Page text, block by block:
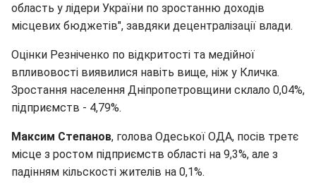
область у лідери України по зростанню доходів
місцевих бюджетів", завдяки децентралізації влади.
Оцінки Резніченко по відкритості та медійної
впливовості виявилися навіть вище, ніж у Кличка.
Зростання населення Дніпропетровщини склало 0,04%,
підприємств - 4,79%.
Максим Степанов, голова Одеської ОДА, посів третє
місце з ростом підприємств області на 9,3%, але з
падінням кільскості жителів на 0,1%.